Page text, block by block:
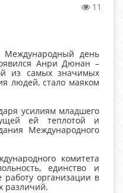
11
Международный день
Анри Дюнан –
из самых значимых
людей, стало маяком
усилиям младшего
ей теплотой и
Международного
комитета
единство и
организации в
различий.